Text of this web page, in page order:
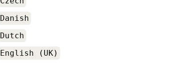
Danish
Dutch
English (UK)